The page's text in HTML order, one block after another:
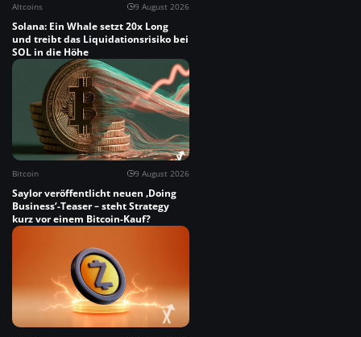
Altcoins 9 August 2026
Solana: Ein Whale setzt 20x Long
und treibt das Liquidationsrisiko bei
SOL in die Höhe
Bitcoin 9 August 2026
Saylor veröffentlicht neuen ‚Doing
Business‘-Teaser – steht Strategy
kurz vor einem Bitcoin-Kauf?